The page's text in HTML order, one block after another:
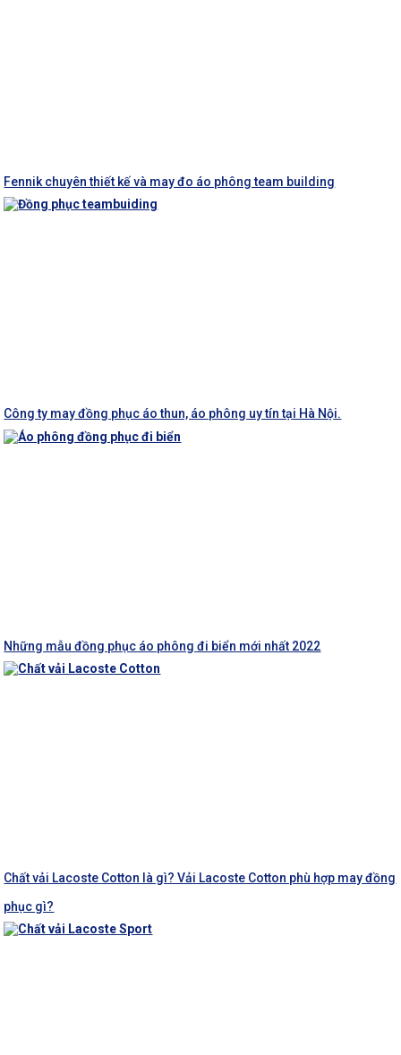
Fennik chuyên thiết kế và may đo áo phông team building
Công ty may đồng phục áo thun, áo phông uy tín tại Hà Nội.
Những mẫu đồng phục áo phông đi biển mới nhất 2022
Chất vải Lacoste Cotton là gì? Vải Lacoste Cotton phù hợp may đồng
phục gì?